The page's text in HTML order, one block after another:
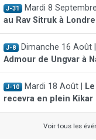
J-31 Mardi 8 Septembre
au Rav Sitruk à
J-8 Dimanche 16 Août |
Admour de Ungvar à
J-10 Mardi 18 Août |
recevra en plein Kikar
Voir tous les